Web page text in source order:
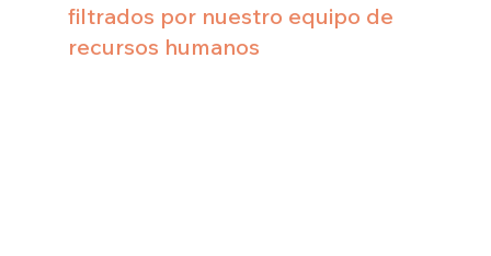
filtrados por nuestro equipo de
recursos humanos